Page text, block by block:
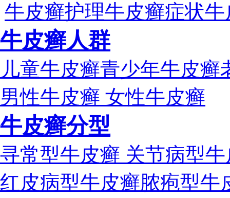
牛皮癣护理牛皮癣症状牛
牛皮癣人群
儿童牛皮癣青少年牛皮癣
男性牛皮癣 女性牛皮癣
牛皮癣分型
寻常型牛皮癣 关节病型
红皮病型牛皮癣脓疱型牛